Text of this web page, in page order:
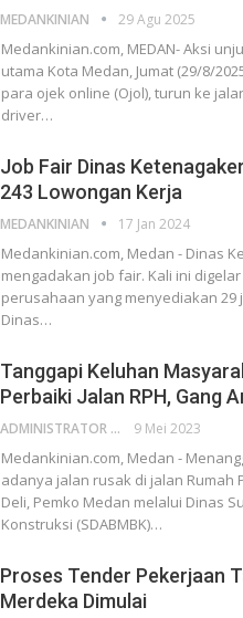
MEDANKINIAN 29 Agu 2025
Medankinian.com, MEDAN- Aksi
utama Kota Medan, Jumat (29/8/
para ojek online (Ojol), turun ke
driver…
Job Fair Dinas
243 Lowongan Kerja
MEDANKINIAN 17 Jan 2024
Medankinian.com, Medan - Dinas
mengadakan job fair. Kali ini
perusahaan yang menyediakan 29
Dinas…
Tanggapi Keluhan
Perbaiki Jalan RPH, Gang
ADMINISTRATOR 9 Mei 2023
Medankinian.com, Medan -
adanya jalan rusak di jalan Rumah
Deli, Pemko Medan melalui Dinas
Konstruksi (SDABMBK)…
Proses Tender Pekerjaan
Merdeka Dimulai